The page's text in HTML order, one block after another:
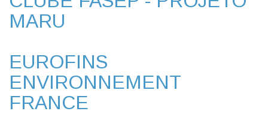
MARU
EUROFINS
ENVIRONNEMENT
FRANCE